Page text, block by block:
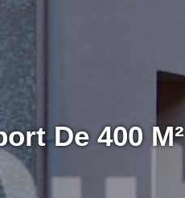
De 400 M²